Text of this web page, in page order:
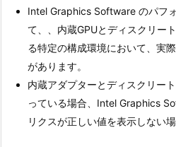
Intel Graphics Software のパフ
て、、内蔵GPUとディスクリー
る特定の構成環境において、実
があります。
内蔵アダプターとディスクリー
っている場合、Intel Graphics
リクスが正しい値を表示しない